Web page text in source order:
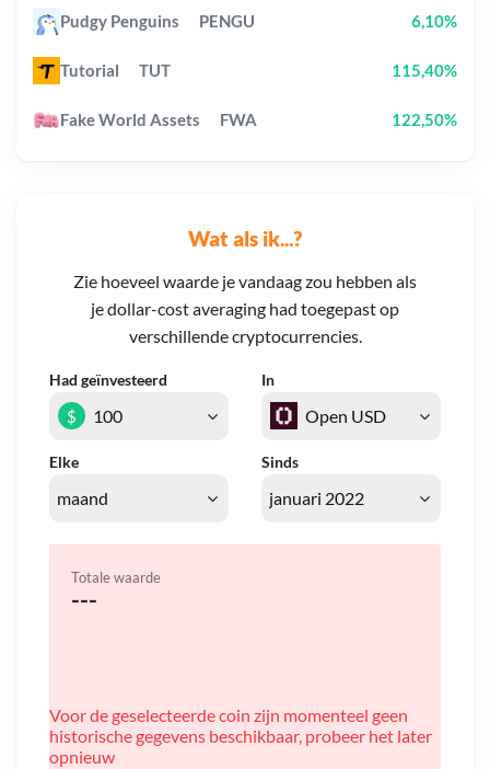
Wat als ik...?
Zie hoeveel waarde je vandaag zou hebben als
je dollar-cost averaging had toegepast op
verschillende cryptocurrencies.
Had geïnvesteerd In
Elke Sinds
$
Totale waarde
---
Voor de geselecteerde coin zijn momenteel geen
historische gegevens beschikbaar, probeer het later
opnieuw
Pudgy Penguins PENGU 6,10%
Tutorial TUT 115,40%
Fake World Assets FWA 122,50%